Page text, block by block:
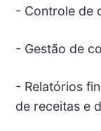
- Controle de
- Gestão de
- Relatórios
de receitas e